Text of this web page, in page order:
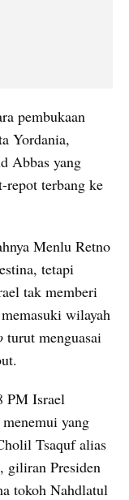
pembukaan
Yordania,
Abbas yang
repot terbang ke
Menlu Retno
tetapi
tak memberi
wilayah
turut menguasai
PM Israel
yang
Tsaquf alias
giliran Presiden
tokoh Nahdlatul